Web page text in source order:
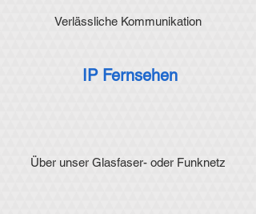
Verlässliche Kommunikation
IP Fernsehen
Über unser Glasfaser- oder Funknetz